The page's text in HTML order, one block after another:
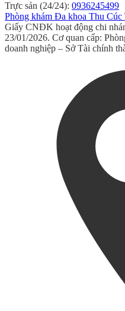
Trực sản (24/24): 0936245499
Phòng khám Đa khoa Thu
Giấy CNĐK hoạt động chi
23/01/2026. Cơ quan cấp:
doanh nghiệp – Sở Tài chính